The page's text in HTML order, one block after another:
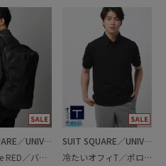
SUIT SQUARE／UNIVERSAL LANGUAGE
Samsonite RED／バックパック
SUIT SQUARE／UNIVERSAL LANGUAGE
冷たいオフィT／ポロシャツ